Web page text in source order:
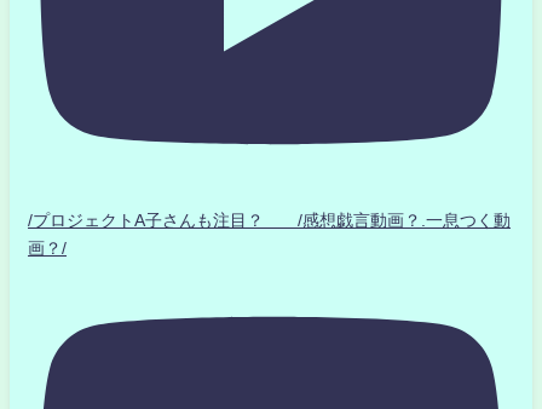
/プロジェクトA子さんも注目？ /感想戯言動画？.一息つく動
画？/